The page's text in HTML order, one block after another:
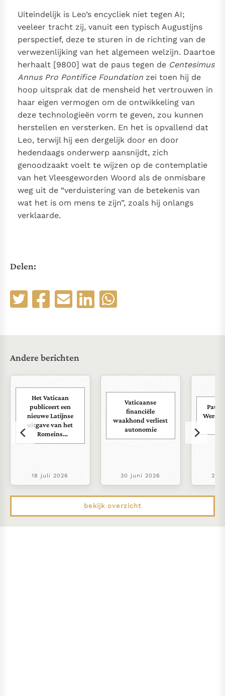
Uiteindelijk is Leo’s encycliek niet tegen AI;
veeleer tracht zij, vanuit een typisch Augustijns
perspectief, deze te sturen in de richting van de
verwezenlijking van het algemeen welzijn. Daartoe
herhaalt [9800] wat de paus tegen de Centesimus
Annus Pro Pontifice Foundation zei toen hij de
hoop uitsprak dat de mensheid het vertrouwen in
haar eigen vermogen om de ontwikkeling van
deze technologieën vorm te geven, zou kunnen
herstellen en versterken. En het is opvallend dat
Leo, terwijl hij een dergelijk door en door
hedendaags onderwerp aansnijdt, zich
genoodzaakt voelt te wijzen op de contemplatie
van het Vleesgeworden Woord als de onmisbare
weg uit de “verduistering van de betekenis van
wat het is om mens te zijn”, zoals hij onlangs
verklaarde.
Delen:
Andere berichten
Het Vaticaan
publiceert een
nieuwe Latijnse
uitgave van het
Romeins
martyrologium
18 juli 2026
Vaticaanse
financiële
waakhond verliest
autonomie
30 juni 2026
Paus
22
bekijk overzicht